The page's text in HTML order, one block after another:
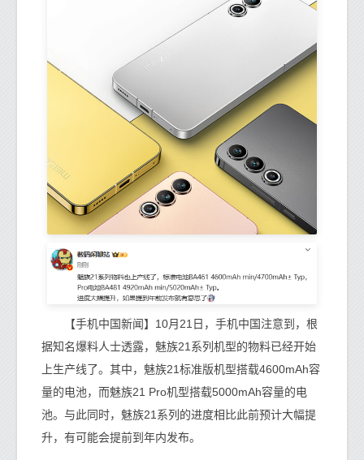
【手机中国新闻】10月21日，手机中国注意到，根
据知名爆料人士透露，魅族21系列机型的物料已经开始
上生产线了。其中，魅族21标准版机型搭载4600mAh容
量的电池，而魅族21 Pro机型搭载5000mAh容量的电
池。与此同时，魅族21系列的进度相比此前预计大幅提
升，有可能会提前到年内发布。